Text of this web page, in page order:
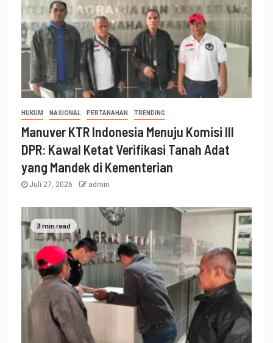
HUKUM NASIONAL PERTANAHAN TRENDING
Manuver KTR Indonesia Menuju Komisi III
DPR: Kawal Ketat Verifikasi Tanah Adat
yang Mandek di Kementerian
Juli 27, 2026 admin
3 min read